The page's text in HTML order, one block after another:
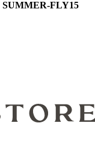
SUMMER-FLY15